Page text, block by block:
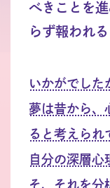
べきことを
らず報われ
いかがでした
夢は昔から、
ると考えられ
自分の深層心
そ、それを分